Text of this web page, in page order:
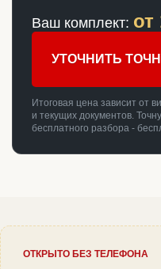
Ваш комплект: от
УТОЧНИТЬ
Итоговая цена зависит от
и текущих документов.
бесплатного разбора -
ОТКРЫТО БЕЗ ТЕЛЕФОНА